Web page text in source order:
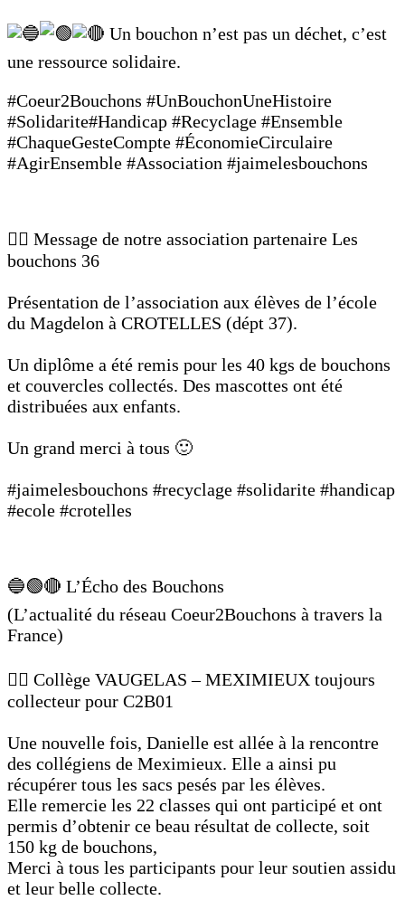
Un bouchon n’est pas un déchet, c’est
une ressource solidaire.
#Coeur2Bouchons #UnBouchonUneHistoire
#Solidarite#Handicap #Recyclage #Ensemble
#ChaqueGesteCompte #ÉconomieCirculaire
#AgirEnsemble #Association #jaimelesbouchons
👉🏼 Message de notre association partenaire Les
bouchons 36
Présentation de l’association aux élèves de l’école
du Magdelon à CROTELLES (dépt 37).
Un diplôme a été remis pour les 40 kgs de bouchons
et couvercles collectés. Des mascottes ont été
distribuées aux enfants.
Un grand merci à tous 🙂
#jaimelesbouchons #recyclage #solidarite #handicap
#ecole #crotelles
🔵🟢🔴 L’Écho des Bouchons
(L’actualité du réseau Coeur2Bouchons à travers la
France)
👉🏼 Collège VAUGELAS – MEXIMIEUX toujours
collecteur pour C2B01
Une nouvelle fois, Danielle est allée à la rencontre
des collégiens de Meximieux. Elle a ainsi pu
récupérer tous les sacs pesés par les élèves.
Elle remercie les 22 classes qui ont participé et ont
permis d’obtenir ce beau résultat de collecte, soit
150 kg de bouchons,
Merci à tous les participants pour leur soutien assidu
et leur belle collecte.